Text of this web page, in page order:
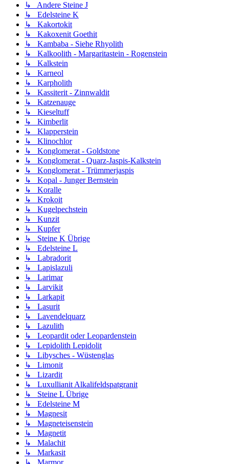
↳ Andere Steine J
↳ Edelsteine K
↳ Kakortokit
↳ Kakoxenit Goethit
↳ Kambaba - Siehe Rhyolith
↳ Kalkoolith - Margaritastein - Rogenstein
↳ Kalkstein
↳ Karneol
↳ Karpholith
↳ Kassiterit - Zinnwaldit
↳ Katzenauge
↳ Kieseltuff
↳ Kimberlit
↳ Klapperstein
↳ Klinochlor
↳ Konglomerat - Goldstone
↳ Konglomerat - Quarz-Jaspis-Kalkstein
↳ Konglomerat - Trümmerjaspis
↳ Kopal - Junger Bernstein
↳ Koralle
↳ Krokoit
↳ Kugelpechstein
↳ Kunzit
↳ Kupfer
↳ Steine K Übrige
↳ Edelsteine L
↳ Labradorit
↳ Lapislazuli
↳ Larimar
↳ Larvikit
↳ Larkapit
↳ Lasurit
↳ Lavendelquarz
↳ Lazulith
↳ Leopardit oder Leopardenstein
↳ Lepidolith Lepidolit
↳ Libysches - Wüstenglas
↳ Limonit
↳ Lizardit
↳ Luxullianit Alkalifeldspatgranit
↳ Steine L Übrige
↳ Edelsteine M
↳ Magnesit
↳ Magneteisenstein
↳ Magnetit
↳ Malachit
↳ Markasit
↳ Marmor